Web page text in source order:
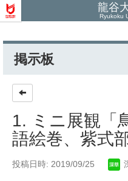
龍谷
Ryukoku
掲示板
1. ミニ展観「
語絵巻、紫式
投稿日時: 2019/09/25